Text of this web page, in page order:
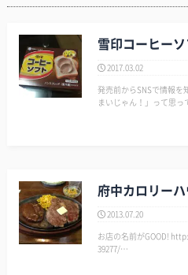
雪印コーヒー
2017.03.02
発売前からSNSで情報を
まいじゃん！」って思
府中カロリー
2013.07.20
お店の名前がGOOD! http://tabelog.com/tokyo/A1326/A132602/130
39277/…